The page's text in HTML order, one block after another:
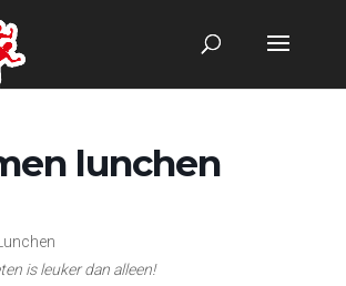
lunchen
is leuker dan alleen!